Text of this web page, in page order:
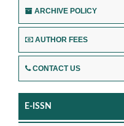
ARCHIVE POLICY
AUTHOR FEES
CONTACT US
E-ISSN